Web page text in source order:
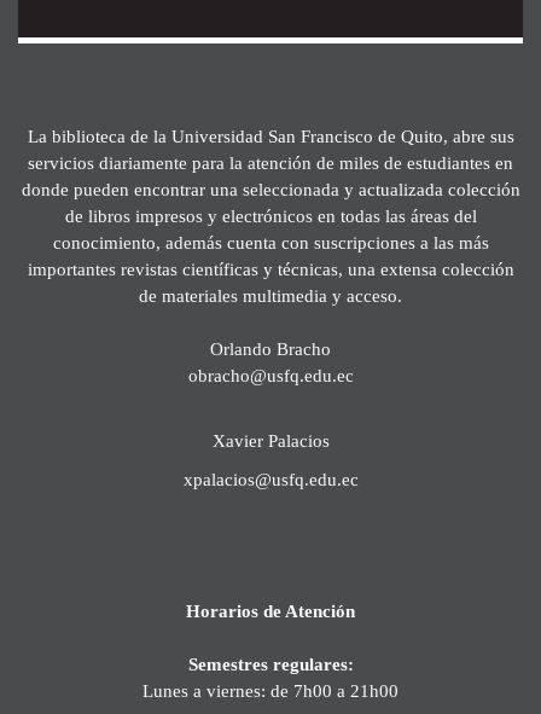
La biblioteca de la Universidad San Francisco de Quito, abre sus
servicios diariamente para la atención de miles de estudiantes en
donde pueden encontrar una seleccionada y actualizada colección
de libros impresos y electrónicos en todas las áreas del
conocimiento, además cuenta con suscripciones a las más
importantes revistas científicas y técnicas, una extensa colección
de materiales multimedia y acceso.
Orlando Bracho
obracho@usfq.edu.ec
Xavier Palacios
xpalacios@usfq.edu.ec
Horarios de Atención
Semestres regulares:
Lunes a viernes: de 7h00 a 21h00